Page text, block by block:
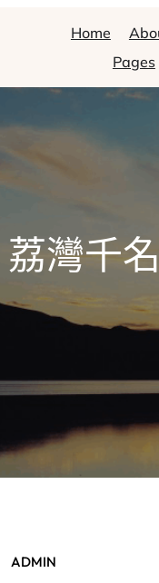
Home
Pages
荔灣千
ADMIN